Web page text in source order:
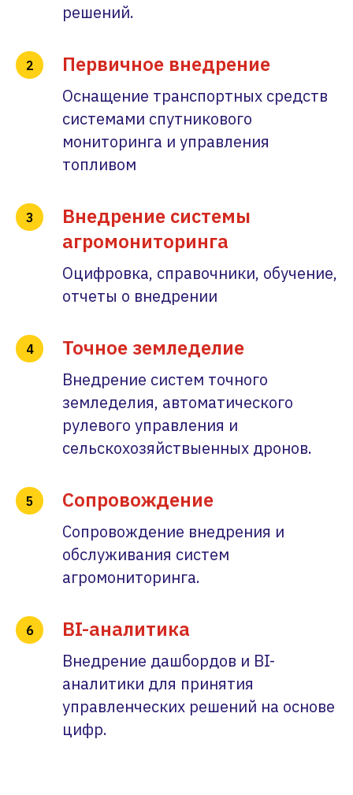
решений.
Первичное внедрение
Оснащение транспортных средств
системами спутникового
мониторинга и управления
топливом
Внедрение системы
агромониторинга
Оцифровка, справочники, обучение,
отчеты о внедрении
Точное земледелие
Внедрение систем точного
земледелия, автоматического
рулевого управления и
сельскохозяйствыенных дронов.
Сопровождение
Сопровождение внедрения и
обслуживания систем
агромониторинга.
BI-аналитика
Внедрение дашбордов и BI-
аналитики для принятия
управленческих решений на основе
цифр.